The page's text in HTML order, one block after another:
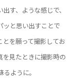
す、ような感じで、
ッと思い出すことで
を願って撮影してお
を見たときに撮影時の
ように。